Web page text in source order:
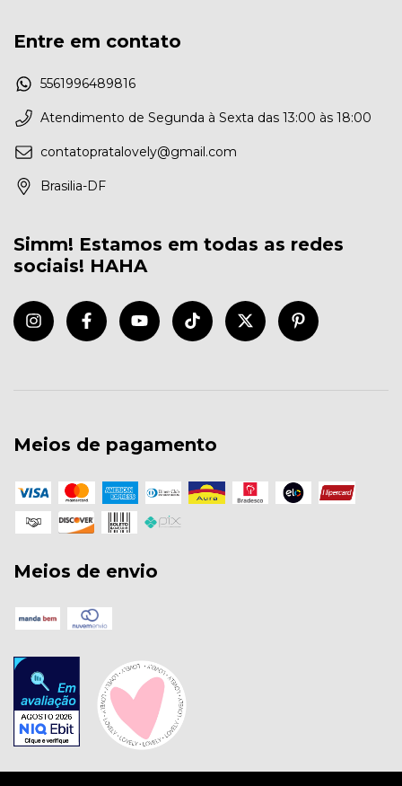
Entre em contato
5561996489816
Atendimento de Segunda à Sexta das 13:00 às 18:00
contatopratalovely@gmail.com
Brasilia-DF
Simm! Estamos em todas as redes
sociais! HAHA
Meios de pagamento
Meios de envio